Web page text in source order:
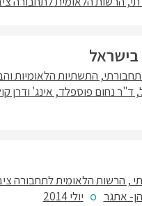
בישראל
התשתיות הלאומיות
ד"ר נחום פוספלד, אינג' ודרן
, הרשות הלאומית לתחבורה
אתגר
יולי 2014